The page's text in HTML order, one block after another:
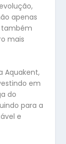
apenas
também
mais
Aquakent,
em
do
para a
e